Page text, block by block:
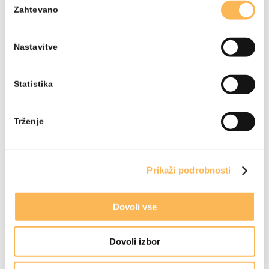
soglasja
Zahtevano
Nastavitve
Statistika
Trženje
Prikaži podrobnosti
Dovoli vse
Dovoli izbor